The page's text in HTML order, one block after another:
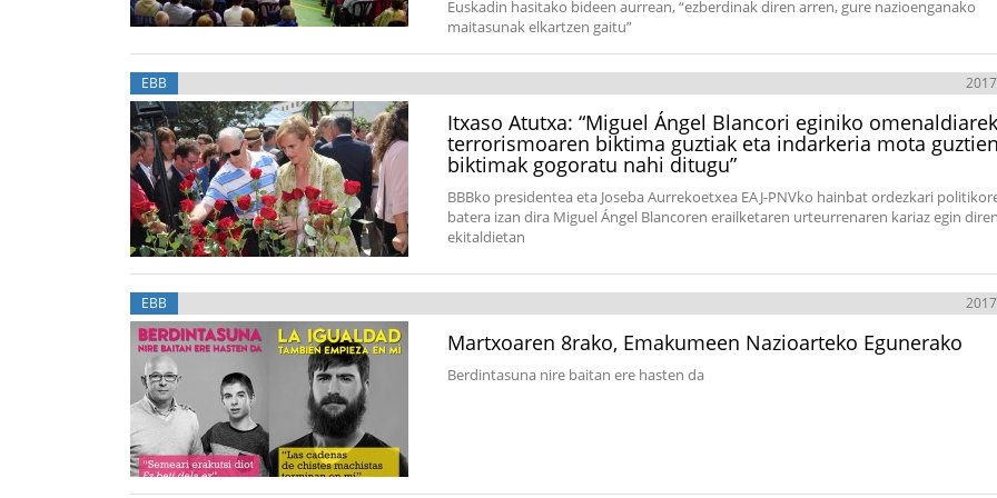
Euskadin hasitako bideen aurrean, “ezberdinak diren arren, gure nazioenganako
maitasunak elkartzen gaitu”
EBB
Itxaso Atutxa: “Miguel Ángel Blancori eginiko
terrorismoaren biktima guztiak eta indarkeria mota guztien
biktimak gogoratu nahi ditugu”
BBBko presidentea eta Joseba Aurrekoetxea EAJ-PNVko hainbat ordezkari
batera izan dira Miguel Ángel Blancoren erailketaren urteurrenaren kariaz egin diren
ekitaldietan
EBB
Martxoaren 8rako, Emakumeen Nazioarteko Egunerako
Berdintasuna nire baitan ere hasten da